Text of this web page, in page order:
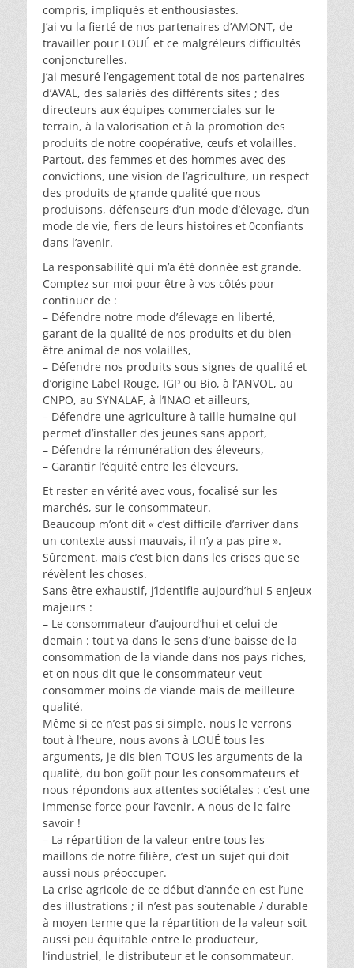
compris, impliqués et enthousiastes.
J’ai vu la fierté de nos partenaires d’AMONT, de
travailler pour LOUÉ et ce malgréleurs difficultés
conjoncturelles.
J’ai mesuré l’engagement total de nos partenaires
d’AVAL, des salariés des différents sites ; des
directeurs aux équipes commerciales sur le
terrain, à la valorisation et à la promotion des
produits de notre coopérative, œufs et volailles.
Partout, des femmes et des hommes avec des
convictions, une vision de l’agriculture, un respect
des produits de grande qualité que nous
produisons, défenseurs d’un mode d’élevage, d’un
mode de vie, fiers de leurs histoires et 0confiants
dans l’avenir.
La responsabilité qui m’a été donnée est grande.
Comptez sur moi pour être à vos côtés pour
continuer de :
– Défendre notre mode d’élevage en liberté,
garant de la qualité de nos produits et du bien-
être animal de nos volailles,
– Défendre nos produits sous signes de qualité et
d’origine Label Rouge, IGP ou Bio, à l’ANVOL, au
CNPO, au SYNALAF, à l’INAO et ailleurs,
– Défendre une agriculture à taille humaine qui
permet d’installer des jeunes sans apport,
– Défendre la rémunération des éleveurs,
– Garantir l’équité entre les éleveurs.
Et rester en vérité avec vous, focalisé sur les
marchés, sur le consommateur.
Beaucoup m’ont dit « c’est difficile d’arriver dans
un contexte aussi mauvais, il n’y a pas pire ».
Sûrement, mais c’est bien dans les crises que se
révèlent les choses.
Sans être exhaustif, j’identifie aujourd’hui 5 enjeux
majeurs :
– Le consommateur d’aujourd’hui et celui de
demain : tout va dans le sens d’une baisse de la
consommation de la viande dans nos pays riches,
et on nous dit que le consommateur veut
consommer moins de viande mais de meilleure
qualité.
Même si ce n’est pas si simple, nous le verrons
tout à l’heure, nous avons à LOUÉ tous les
arguments, je dis bien TOUS les arguments de la
qualité, du bon goût pour les consommateurs et
nous répondons aux attentes sociétales : c’est une
immense force pour l’avenir. A nous de le faire
savoir !
– La répartition de la valeur entre tous les
maillons de notre filière, c’est un sujet qui doit
aussi nous préoccuper.
La crise agricole de ce début d’année en est l’une
des illustrations ; il n’est pas soutenable / durable
à moyen terme que la répartition de la valeur soit
aussi peu équitable entre le producteur,
l’industriel, le distributeur et le consommateur.